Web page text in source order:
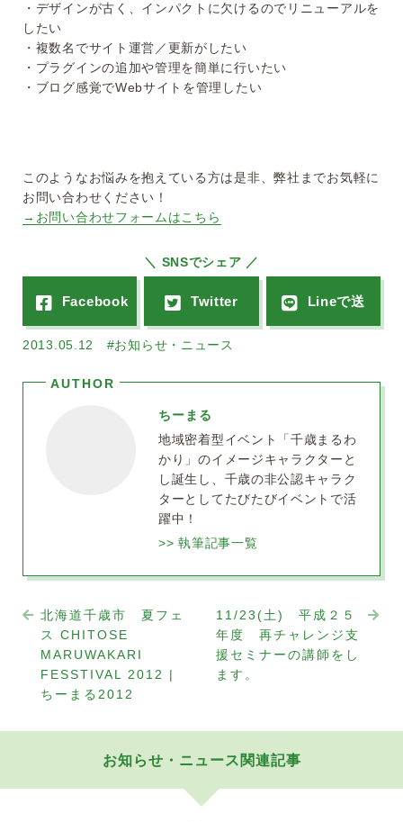
・デザインが古く、インパクトに欠けるのでリニューアルを
したい
・複数名でサイト運営／更新がしたい
・プラグインの追加や管理を簡単に行いたい
・ブログ感覚でWebサイトを管理したい
このようなお悩みを抱えている方は是非、弊社までお気軽に
お問い合わせください！
→お問い合わせフォームはこちら
＼ SNSでシェア ／
2013.05.12 #お知らせ・ニュース
ちーまる
地域密着型イベント「千歳まるわ
かり」のイメージキャラクターと
し誕生し、千歳の非公認キャラク
ターとしてたびたびイベントで活
躍中！
>> 執筆記事一覧
北海道千歳市 夏フェ
ス CHITOSE
MARUWAKARI
FESSTIVAL 2012 |
ちーまる2012
11/23(土) 平成２５
年度 再チャレンジ支
援セミナーの講師をし
ます。
お知らせ・ニュース関連記事